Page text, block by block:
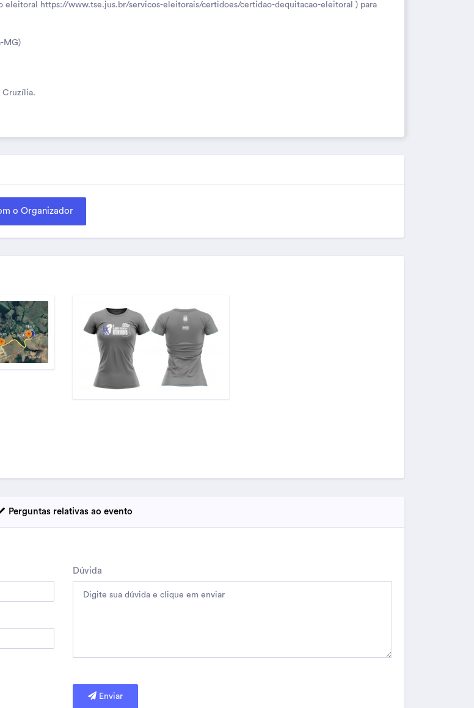
https://www.tse.jus.br/servicos-eleitorais/certidoes/certidao-dequitacao-eleitoral ) para
MG)
Cruzília.
o Organizador
Perguntas relativas ao evento
Dúvida
Enviar